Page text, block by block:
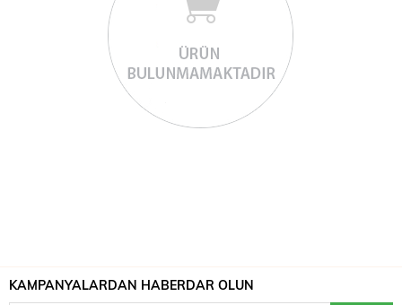
KAMPANYALARDAN HABERDAR OLUN